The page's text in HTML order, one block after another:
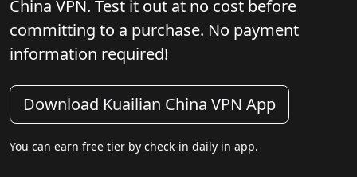
China VPN. Test it out at no cost before
committing to a purchase. No payment
information required!
Download Kuailian China VPN App
You can earn free tier by check-in daily in app.